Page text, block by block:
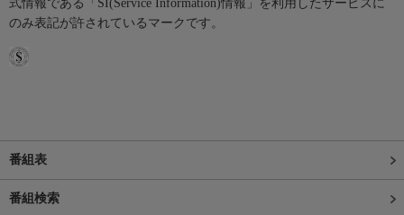
式情報である「SI(Service Information)情報」を利用したサービスに
のみ表記が許されているマークです。
番組表
番組検索